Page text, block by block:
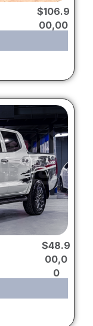
$106.9
00,00
$48.9
00,0
0